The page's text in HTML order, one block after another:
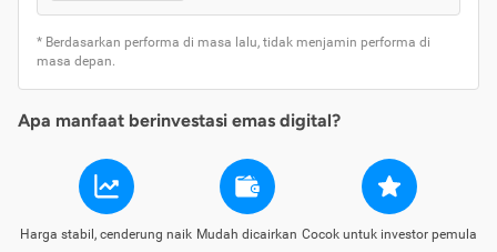
* Berdasarkan performa di masa lalu, tidak menjamin performa di
masa depan.
Apa manfaat berinvestasi emas digital?
Harga stabil, cenderung naik Mudah dicairkan Cocok untuk investor pemula